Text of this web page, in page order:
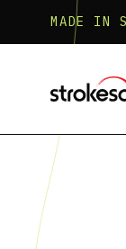
MADE IN